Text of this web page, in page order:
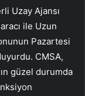
Uzay Ajansı
ile Uzun
Pazartesi
CMSA,
güzel durumda